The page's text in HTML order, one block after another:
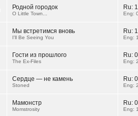
Родной городок
O Little Town...
Ru:
Eng:
Мы встретимся вновь
I'll Be Seeing You
Ru:
Eng:
Гости из прошлого
The Ex-Files
Ru:
Eng:
Сердце — не камень
Stoned
Ru:
Eng:
Мамонстр
Momstrosity
Ru:
Eng: